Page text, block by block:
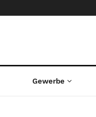
Gewerbe